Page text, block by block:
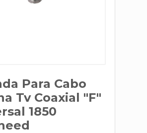
Para Cabo
Tv Coaxial "F"
1850